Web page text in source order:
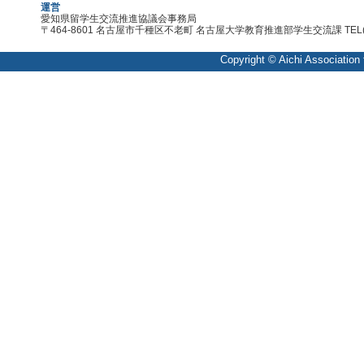
運営
愛知県留学生交流推進協議会事務局
〒464-8601 名古屋市千種区不老町 名古屋大学教育推進部学生交流課
Copyright © Aichi Association